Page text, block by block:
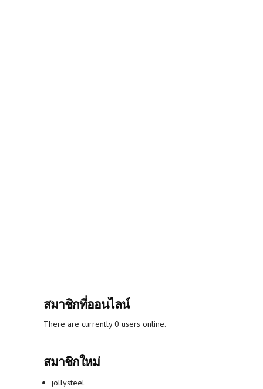
สมาชิกที่ออนไลน์
There are currently 0 users online.
สมาชิกใหม่
jollysteel